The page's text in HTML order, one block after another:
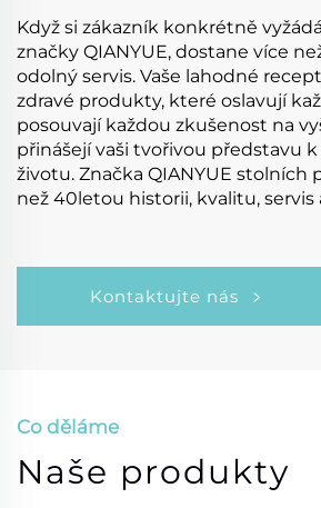
Když si zákazník konkrétně
značky QIANYUE, dostane více
odolný servis. Vaše lahodné
zdravé produkty, které oslavují
posouvají každou zkušenost na
přinášejí vaši tvořivou představu
životu. Značka QIANYUE stolních
než 40letou historii, kvalitu,
Kontaktujte nás
Co děláme
Naše produkty